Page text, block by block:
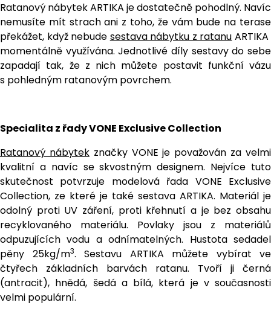
Ratanový nábytek ARTIKA je dostatečně pohodlný. Navíc
nemusíte mít strach ani z toho, že vám bude na terase
překážet, když nebude sestava nábytku z ratanu ARTIKA
momentálně využívána. Jednotlivé díly sestavy do sebe
zapadají tak, že z nich můžete postavit funkční vázu
s pohledným ratanovým povrchem.
Specialita z řady VONE Exclusive Collection
Ratanový nábytekznačky VONE je považován za velmi
kvalitní a navíc se skvostným designem. Nejvíce tuto
skutečnost potvrzuje modelová řada VONE Exclusive
Collection, ze které je také sestava ARTIKA. Materiál je
odolný proti UV záření, proti křehnutí a je bez obsahu
recyklovaného materiálu. Povlaky jsou z materiálů
odpuzujících vodu a odnímatelných. Hustota sedadel
pěny 25kg/m3. Sestavu ARTIKA můžete vybírat ve
čtyřech základních barvách ratanu. Tvoří ji černá
(antracit), hnědá, šedá a bílá, která je v současnosti
velmi populární.